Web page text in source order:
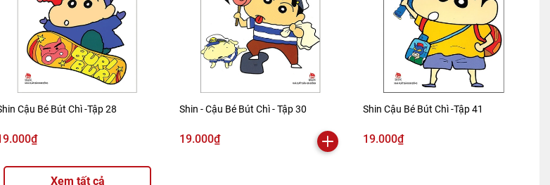
Cậu Bé Bút Chì -Tập 28 Shin - Cậu Bé Bút Chì - Tập 30
19.000₫
Shin Cậu Bé Bút Chì -Tập 41
19.000₫
Xem tất cả